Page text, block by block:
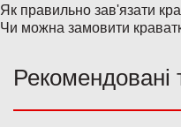
Як правильно зав'язати
Чи можна замовити
Рекомендовані